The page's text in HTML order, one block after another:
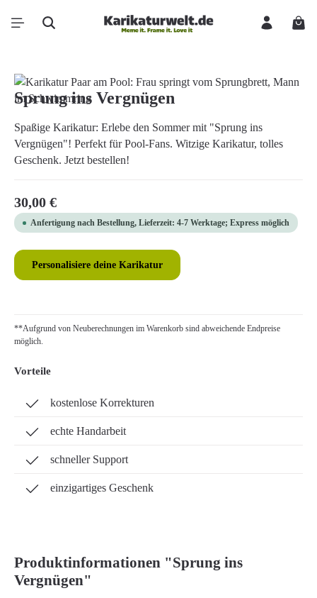
Zum Hauptinhalt springen
Bildergalerie überspringen
Sprung ins Vergnügen
Spaßige Karikatur: Erlebe den Sommer mit "Sprung ins
Vergnügen"! Perfekt für Pool-Fans. Witzige Karikatur, tolles
Geschenk. Jetzt bestellen!
Regulärer Preis:
30,00 €
Anfertigung nach Bestellung, Lieferzeit: 4-7 Werktage; Express möglich
Personalisiere deine Karikatur
**Aufgrund von Neuberechnungen im Warenkorb sind abweichende Endpreise
möglich.
Vorteile
kostenlose Korrekturen
echte Handarbeit
schneller Support
einzigartiges Geschenk
Produktinformationen "Sprung ins
Vergnügen"